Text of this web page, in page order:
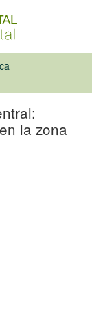
la zona